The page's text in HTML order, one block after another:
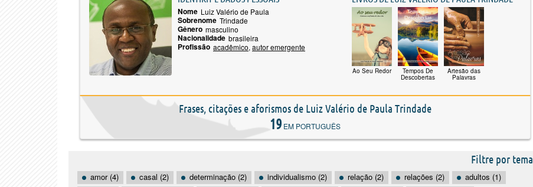
Nome Luiz Valério de Paula
Sobrenome Trindade
Gênero masculino
Nacionalidade brasileira
Profissão acadêmico, autor emergente
Ao Seu Redor Tempos De
Descobertas
Artesão das
Palavras
Frases, citações e aforismos de Luiz Valério de Paula Trindade
19 EM PORTUGUÊS
Filtre por tema
amor (4) casal (2) determinação (2) individualismo (2) relação (2) relações (2)
adultos (1)